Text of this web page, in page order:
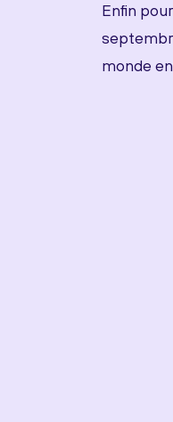
Enfin
monde